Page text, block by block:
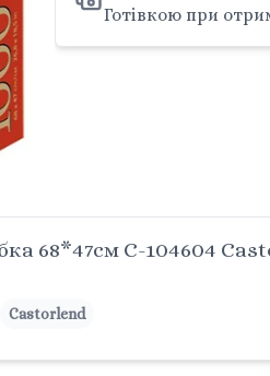
Готівкою при
68*47см C-104604
Castorlend